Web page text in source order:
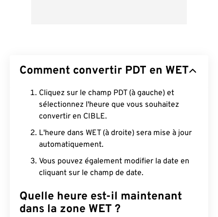
Comment convertir PDT en WET
Cliquez sur le champ PDT (à gauche) et
sélectionnez l'heure que vous souhaitez
convertir en CIBLE.
L'heure dans WET (à droite) sera mise à jour
automatiquement.
Vous pouvez également modifier la date en
cliquant sur le champ de date.
Quelle heure est-il maintenant
dans la zone WET ?